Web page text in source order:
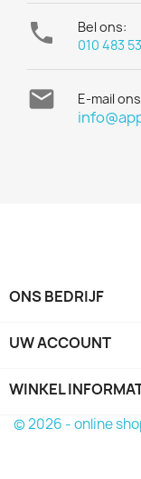

Bel ons:
010 483
 E-mail
ONS BEDRIJF
UW ACCOUNT
WINKEL
© 2026 - online